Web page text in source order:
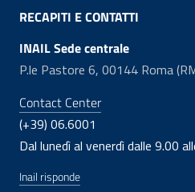
RECAPITI E CONTATTI
INAIL Sede centrale
P.le Pastore 6, 00144 Roma
Contact Center
(+39) 06.6001
Dal lunedì al venerdì dalle 9.00
Inail risponde